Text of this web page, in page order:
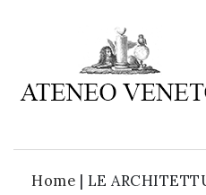
Home | LE
Ateneo
è
cultura